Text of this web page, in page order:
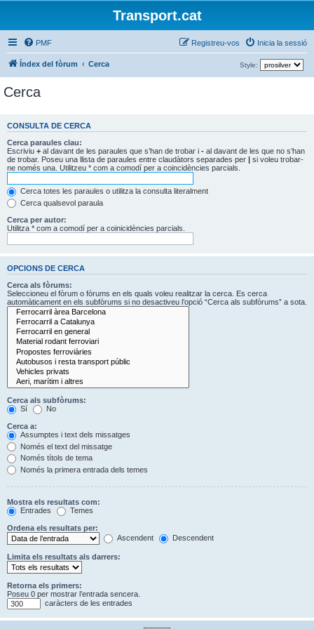
Transport.cat
PMF Inicia la sessió
Registreu-vos
Índex del fòrum Cerca Style:
Cerca
CONSULTA DE CERCA
Cerca paraules clau:
Escriviu + al davant de les paraules que s’han de trobar i - al davant de les que no s’han
de trobar. Poseu una llista de paraules entre claudàtors separades per | si voleu trobar-
ne només una. Utilitzeu * com a comodí per a coincidències parcials.
Cerca totes les paraules o utilitza la consulta literalment
Cerca qualsevol paraula
Cerca per autor:
Utilitza * com a comodí per a coinicidències parcials.
OPCIONS DE CERCA
Cerca als fòrums:
Seleccioneu el fòrum o fòrums en els quals voleu realitzar la cerca. Es cerca
automàticament en els subfòrums si no desactiveu l’opció “Cerca als subfòrums” a sota.
Cerca als subfòrums:
Sí
No
Cerca a:
Assumptes i text dels missatges
Només el text del missatge
Només títols de tema
Només la primera entrada dels temes
Mostra els resultats com:
Entrades
Temes
Ordena els resultats per:
Ascendent
Descendent
Limita els resultats als darrers:
Retorna els primers:
Poseu 0 per mostrar l’entrada sencera.
caràcters de les entrades